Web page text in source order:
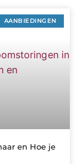
AANBIEDINGEN
en Hoe je